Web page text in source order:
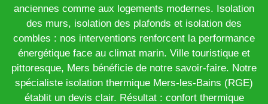
anciennes comme aux logements modernes. Isolation
des murs, isolation des plafonds et isolation des
combles : nos interventions renforcent la performance
énergétique face au climat marin. Ville touristique et
pittoresque, Mers bénéficie de notre savoir-faire. Notre
spécialiste isolation thermique Mers-les-Bains (RGE)
établit un devis clair. Résultat : confort thermique